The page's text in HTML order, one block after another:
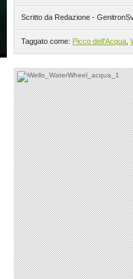
Scritto da Redazione -
Taggato come: Picco dell'Acqua